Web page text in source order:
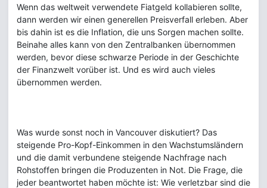
Wenn das weltweit verwendete Fiatgeld kollabieren sollte,
dann werden wir einen generellen Preisverfall erleben. Aber
bis dahin ist es die Inflation, die uns Sorgen machen sollte.
Beinahe alles kann von den Zentralbanken übernommen
werden, bevor diese schwarze Periode in der Geschichte
der Finanzwelt vorüber ist. Und es wird auch vieles
übernommen werden.
Was wurde sonst noch in Vancouver diskutiert? Das
steigende Pro-Kopf-Einkommen in den Wachstumsländern
und die damit verbundene steigende Nachfrage nach
Rohstoffen bringen die Produzenten in Not. Die Frage, die
jeder beantwortet haben möchte ist: Wie verletzbar sind die